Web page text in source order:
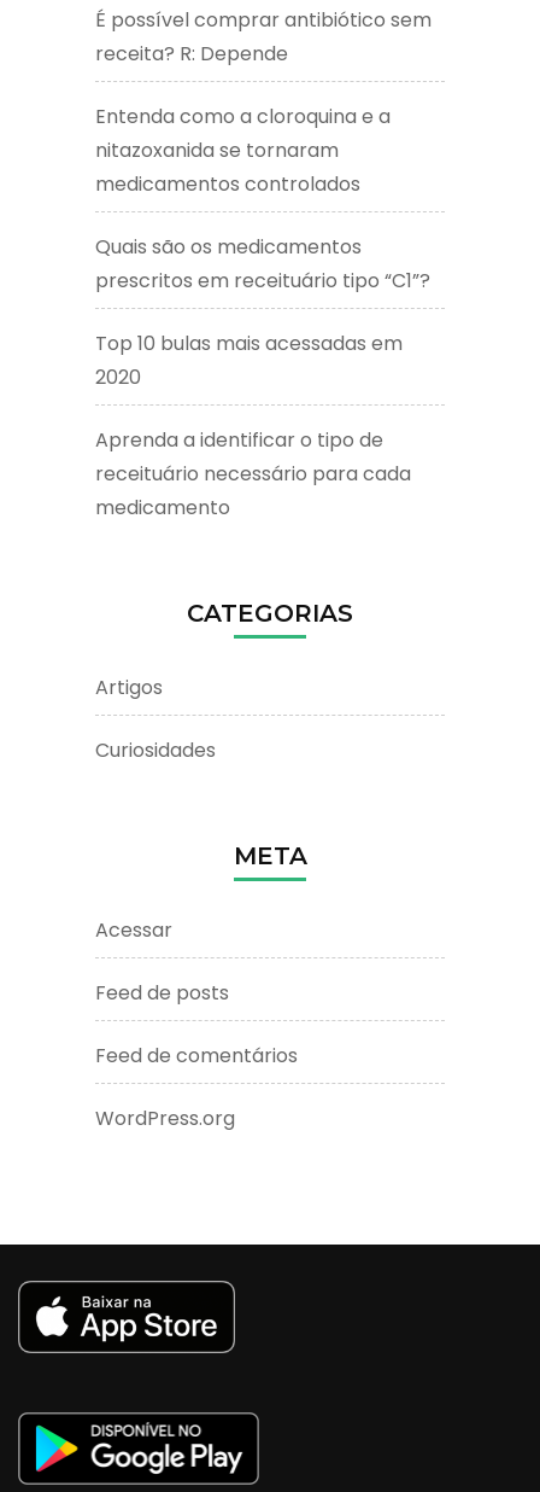
É possível comprar antibiótico sem
receita? R: Depende
Entenda como a cloroquina e a
nitazoxanida se tornaram
medicamentos controlados
Quais são os medicamentos
prescritos em receituário tipo “C1”?
Top 10 bulas mais acessadas em
2020
Aprenda a identificar o tipo de
receituário necessário para cada
medicamento
CATEGORIAS
Artigos
Curiosidades
META
Acessar
Feed de posts
Feed de comentários
WordPress.org